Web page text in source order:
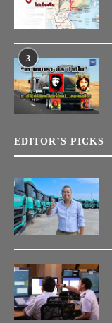
3
EDITOR’S PICKS